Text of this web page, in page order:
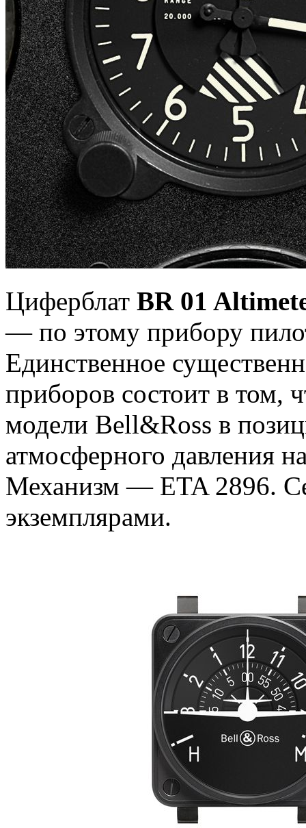
Циферблат BR 01
— по этому прибору
Единственное
приборов состоит в том,
модели Bell&Ross в
атмосферного давления
Механизм — ETA 2896.
экземплярами.